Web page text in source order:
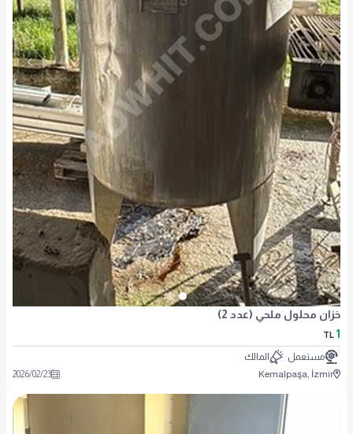
خزان محلول ملحي (عدد 2)
1
TL
مستعمل
المالك
Kemalpaşa, İzmir
2026/02/23